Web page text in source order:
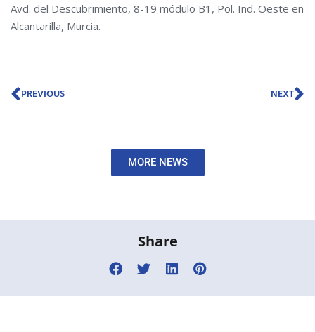
Avd. del Descubrimiento, 8-19 módulo B1, Pol. Ind. Oeste en
Alcantarilla, Murcia.
Prev
PREVIOUS NEXT
MORE NEWS
Share